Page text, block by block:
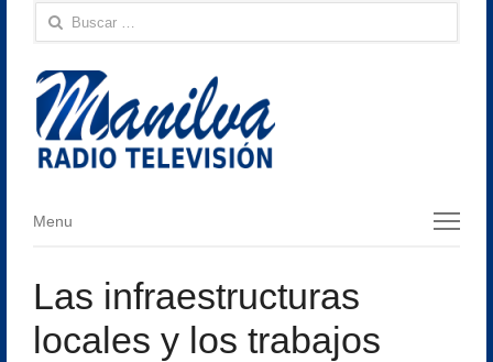
Buscar:
Menu
Menu
Las infraestructuras
locales y los trabajos